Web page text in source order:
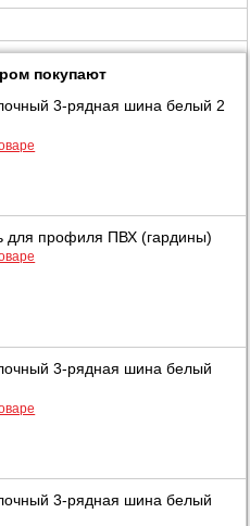
покупают
3-рядная шина белый 2
для профиля ПВХ (гардины)
3-рядная шина белый
3-рядная шина белый